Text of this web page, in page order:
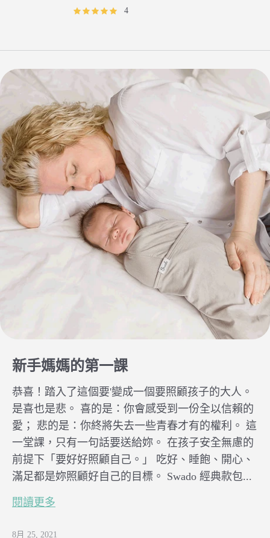
常
4
新手媽媽的第一課
恭喜！踏入了這個要'變成一個要照顧孩子的大人。
是喜也是悲。 喜的是：你會感受到一份全以信賴的
愛； 悲的是：你終將失去一些青春才有的權利。 這
一堂課，只有一句話要送給妳。 在孩子安全無慮的
前提下「要好好照顧自己。」 吃好、睡飽、開心、
滿足都是妳照顧好自己的目標。 Swado 經典款包...
閱讀更多
8月 25, 2021